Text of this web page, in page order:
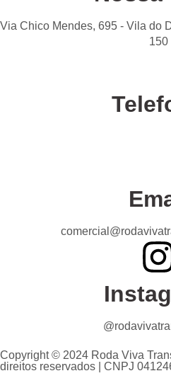
Via Chico Mendes, 695 - Vila do
150
Copyright © 2024 Roda Viva
direitos reservados | CNPJ